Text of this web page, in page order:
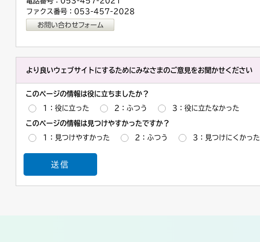
ファクス番号：053-457-2028
より良いウェブサイトにするためにみなさまのご意見をお聞かせください
このページの情報は役に立ちましたか？
1：役に立った 2：ふつう 3：役に立たなかった
このページの情報は見つけやすかったですか？
1：見つけやすかった 2：ふつう 3：見つけにくかった